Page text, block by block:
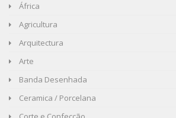
África
Agricultura
Arquitectura
Arte
Banda Desenhada
Ceramica / Porcelana